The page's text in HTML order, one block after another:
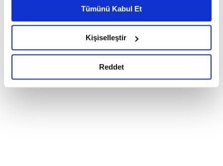
Metnimizi ziyaret edebilirsiniz.
6698 sayılı Kişisel Verilerin Korunması Kanunu uyarınca
okumak ve sitemizi ziyaretiniz kapsamında
gerçekleştirilen veri işleme faaliyetleri ile ilgili daha
detaylı bilgi almak için lütfentıklayınız.
Tümünü Kabul Et
Kişiselleştir
Reddet